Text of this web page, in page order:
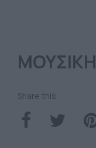
ΜΟΥΣΙΚΗ
Share this